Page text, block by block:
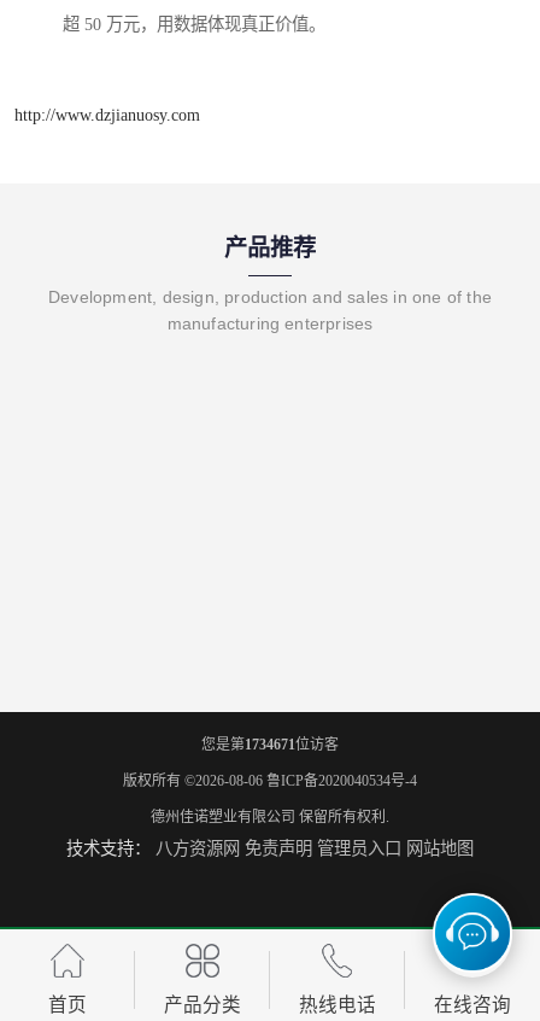
超 50 万元，用数据体现真正价值。
http://www.dzjianuosy.com
产品推荐
Development, design, production and sales in one of the
manufacturing enterprises
您是第1734671位访客
版权所有 ©2026-08-06 鲁ICP备2020040534号-4
德州佳诺塑业有限公司 保留所有权利.
技术支持： 八方资源网 免责声明 管理员入口 网站地图
首页 产品分类 热线电话 在线咨询